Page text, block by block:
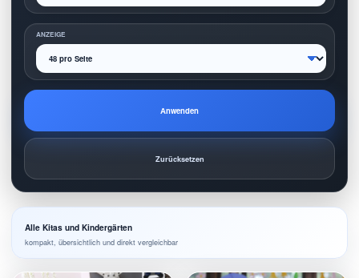
ANZEIGE
Anwenden
Zurücksetzen
Alle Kitas und Kindergärten
kompakt, übersichtlich und direkt vergleichbar